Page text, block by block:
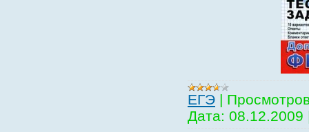
EГЭ |
Дата: 08.12.2009